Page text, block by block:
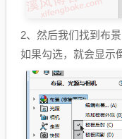
2、然后我们找到布
如果勾选，就会显示